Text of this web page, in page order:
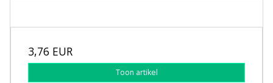
3,76 EUR
Toon artikel